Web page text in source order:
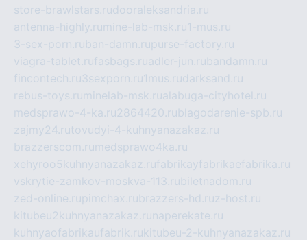
store-brawlstars.rudooraleksandria.ru
antenna-highly.ru mine-lab-msk.ru1-mus.ru
3-sex-porn.ruban-damn.rupurse-factory.ru
viagra-tablet.rufasbags.ruadler-jun.rubandamn.ru
fincontech.ru3sexporn.ru1mus.rudarksand.ru
rebus-toys.ru minelab-msk.rualabuga-cityhotel.ru
medsprawo-4-ka.ru2864420.rublagodarenie-spb.ru
zajmy24.rutovudyi-4-kuhnyanazakaz.ru
brazzerscom.ru medsprawo4ka.ru
xehyroo5kuhnyanazakaz.rufabrikayfabrikaefabrika.ru
vskrytie-zamkov-moskva-113.rubiletnadom.ru
zed-online.rupimchax.rubrazzers-hd.ruz-host.ru
kitubeu2kuhnyanazakaz.ru naperekate.ru
kuhnyaofabrikaufabrik.rukitubeu-2-kuhnyanazakaz.ru